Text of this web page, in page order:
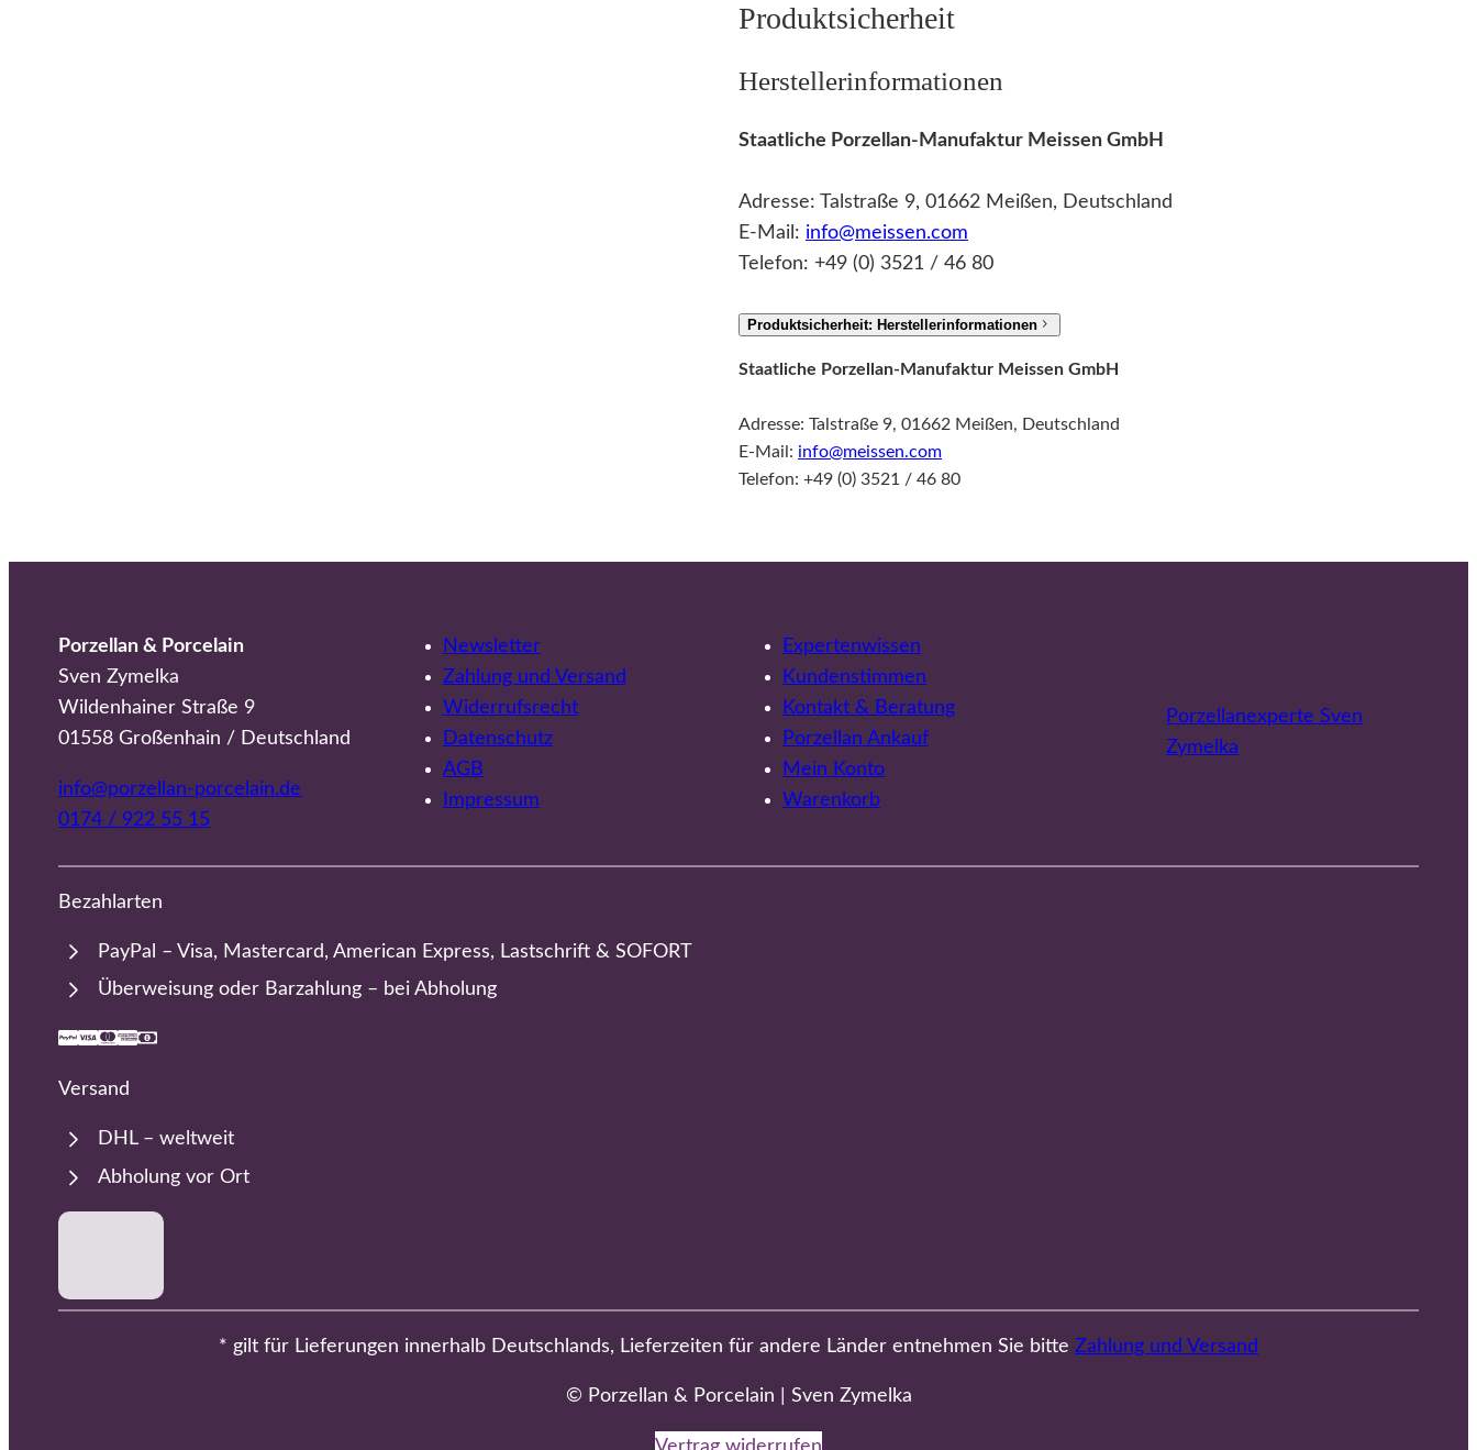
Produktsicherheit
Herstellerinformationen
Staatliche Porzellan-Manufaktur Meissen GmbH
Adresse: Talstraße 9, 01662 Meißen, Deutschland
E-Mail: info@meissen.com
Telefon: +49 (0) 3521 / 46 80
Produktsicherheit: Herstellerinformationen
Staatliche Porzellan-Manufaktur Meissen GmbH
Adresse: Talstraße 9, 01662 Meißen, Deutschland
E-Mail: info@meissen.com
Telefon: +49 (0) 3521 / 46 80
Porzellan & Porcelain
Sven Zymelka
Wildenhainer Straße 9
01558 Großenhain / Deutschland
info@porzellan-porcelain.de
0174 / 922 55 15
Newsletter
Zahlung und Versand
Widerrufsrecht
Datenschutz
AGB
Impressum
Expertenwissen
Kundenstimmen
Kontakt & Beratung
Porzellan Ankauf
Mein Konto
Warenkorb
Porzellanexperte Sven
Zymelka
Bezahlarten
PayPal – Visa, Mastercard, American Express, Lastschrift & SOFORT
Überweisung oder Barzahlung – bei Abholung
Versand
DHL – weltweit
Abholung vor Ort
* gilt für Lieferungen innerhalb Deutschlands, Lieferzeiten für andere Länder entnehmen Sie bitte Zahlung und Versand
© Porzellan & Porcelain | Sven Zymelka